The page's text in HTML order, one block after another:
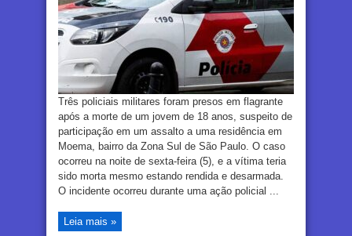
Três policiais militares foram presos em flagrante
após a morte de um jovem de 18 anos, suspeito de
participação em um assalto a uma residência em
Moema, bairro da Zona Sul de São Paulo. O caso
ocorreu na noite de sexta-feira (5), e a vítima teria
sido morta mesmo estando rendida e desarmada.
O incidente ocorreu durante uma ação policial ...
Leia mais »